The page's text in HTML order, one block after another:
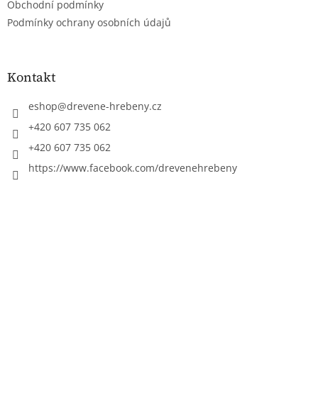
Obchodní podmínky
Podmínky ochrany osobních údajů
Kontakt
eshop@drevene-hrebeny.cz
+420 607 735 062
+420 607 735 062
https://www.facebook.com/drevenehrebeny